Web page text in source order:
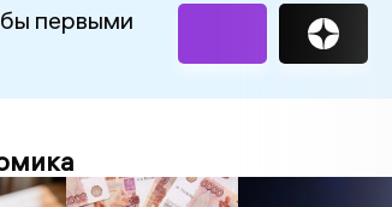
первыми